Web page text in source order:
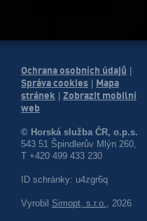
Ochrana osobních údajů
Správa cookies
Mapa
stránek
Zobrazit mobilní
web
© Horská služba ČR, o.p.s.
543 51 Špindlerův Mlýn 260,
T +420 499 433 230
ID schránky: u4zgr6q
Vyrobil Simopt, s.r.o., 2026